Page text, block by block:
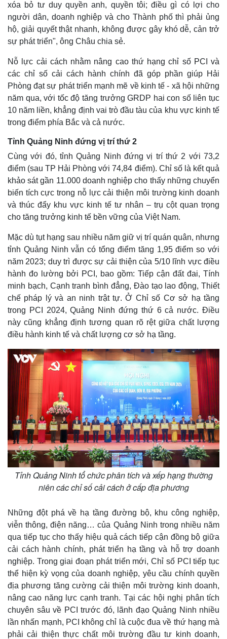
Pháp luật
Vụ án
Tin nóng
Quân sự - Quốc phòng
Vũ khí
Việt Nam
Phân tích
Thể thao
Bóng đá
Lịch thi đấu bóng đá
Hậu trường
Ô tô - Xe máy
Ô tô
Xe máy
xóa bỏ tư duy quyền anh, quyền tôi; điều gì có lợi cho
người dân, doanh nghiệp và cho Thành phố thì phải ủng
hộ, giải quyết thật nhanh, không được gây khó dễ, cản trở
sự phát triển", ông Châu chia sẻ.
Nỗ lực cải cách nhằm nâng cao thứ hạng chỉ số PCI và
các chỉ số cải cách hành chính đã góp phần giúp Hải
Phòng đạt sự phát triển mạnh mẽ về kinh tế - xã hội những
năm qua, với tốc độ tăng trưởng GRDP hai con số liên tục
10 năm liền, khẳng định vai trò đầu tàu của khu vực kinh tế
trong điểm phía Bắc và cả nước.
Tỉnh Quảng Ninh đứng vị trí thứ 2
Cùng với đó, tỉnh Quảng Ninh đứng vị trí thứ 2 với 73,2
điểm (sau TP Hải Phòng với 74,84 điểm). Chỉ số là kết quả
khảo sát gần 11.000 doanh nghiệp cho thấy những chuyển
biến tích cực trong nỗ lực cải thiện môi trường kinh doanh
và thúc đẩy khu vực kinh tế tư nhân – trụ cột quan trọng
cho tăng trưởng kinh tế bền vững của Việt Nam.
Mặc dù tụt hạng sau nhiều năm giữ vị trí quán quân, nhưng
tỉnh Quảng Ninh vẫn có tổng điểm tăng 1,95 điểm so với
năm 2023; duy trì được sự cải thiện của 5/10 lĩnh vực điều
hành đo lường bởi PCI, bao gồm: Tiếp cận đất đai, Tính
minh bạch, Cạnh tranh bình đẳng, Đào tạo lao động, Thiết
chế pháp lý và an ninh trật tự. Ở Chỉ số Cơ sở hạ tầng
trong PCI 2024, Quảng Ninh đứng thứ 6 cả nước. Điều
này cũng khẳng định tương quan rõ rệt giữa chất lượng
điều hành kinh tế và chất lượng cơ sở hạ tầng.
Tỉnh Quảng Ninh tổ chức phân tích và xếp hạng thường
niên các chỉ số cải cách ở cấp địa phương
Những đột phá về hạ tầng đường bộ, khu công nghiệp,
viễn thông, điện năng… của Quảng Ninh trong nhiều năm
qua tiếp tục cho thấy hiệu quả cách tiếp cận đồng bộ giữa
cải cách hành chính, phát triển hạ tầng và hỗ trợ doanh
nghiệp. Trong giai đoạn phát triển mới, Chỉ số PCI tiếp tục
thể hiện kỳ vọng của doanh nghiệp, yêu cầu chính quyền
địa phương tăng cường cải thiện môi trường kinh doanh,
nâng cao năng lực cạnh tranh. Tại các hội nghị phân tích
chuyên sâu về PCI trước đó, lãnh đạo Quảng Ninh nhiều
lần nhấn mạnh, PCI không chỉ là cuộc đua về thứ hạng mà
phải cải thiện thực chất môi trường đầu tư kinh doanh,